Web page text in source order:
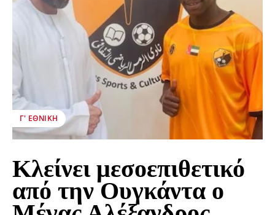
Γ' ΕΘΝΙΚΉ
Κλείνει μεσοεπιθετικό
από την Ουγκάντα ο